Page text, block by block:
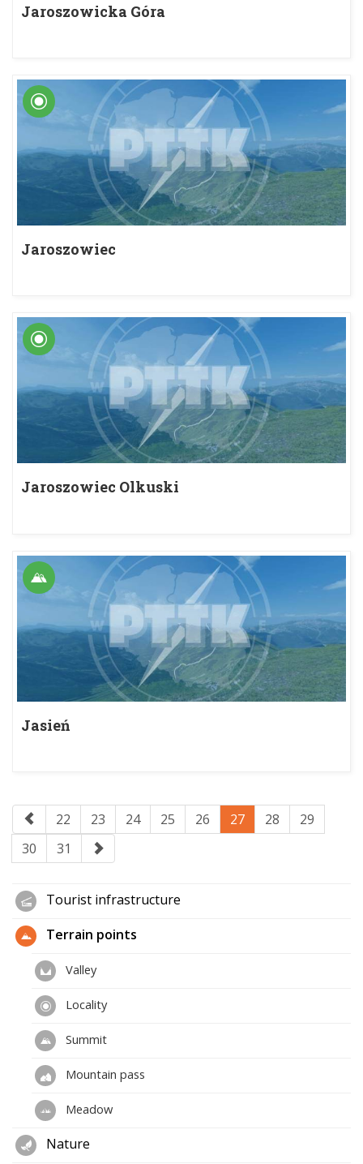
Jaroszowicka Góra
Jaroszowiec
Jaroszowiec Olkuski
Jasień
22 23 24 25 26 27 28
29
30
31
Tourist infrastructure
Terrain points
Valley
Locality
Summit
Mountain pass
Meadow
Nature